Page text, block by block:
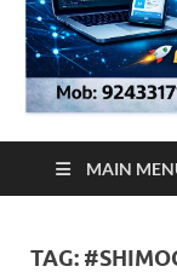
MAIN
TAG: